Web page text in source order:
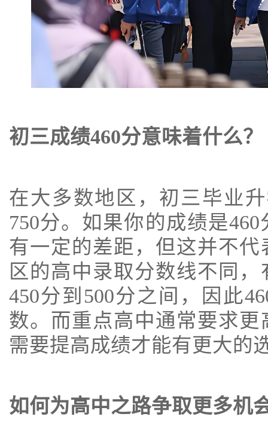
初三成绩460分意味着什么？
在大多数地区，初三毕业
750分。如果你的成绩是
有一定的差距，但这并不
区的高中录取分数线不同
450分到500分之间，因此
数。而重点高中通常要求
需要提高成绩才能有更大的
如何为高中之路争取更多机